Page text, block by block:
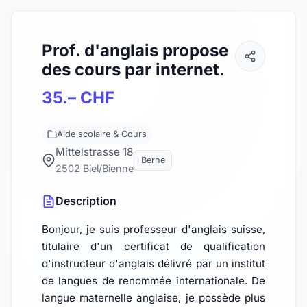
Prof. d'anglais propose
des cours par internet.
35.– CHF
Aide scolaire & Cours
Mittelstrasse 18
2502 Biel/Bienne
Berne
Description
Bonjour, je suis professeur d'anglais suisse,
titulaire d'un certificat de qualification
d'instructeur d'anglais délivré par un institut
de langues de renommée internationale. De
langue maternelle anglaise, je possède plus